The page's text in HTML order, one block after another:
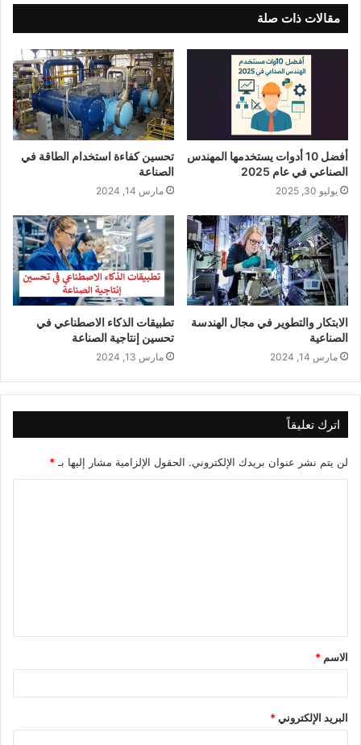
مقالات ذات صلة
أفضل 10 أدوات يستخدمها المهندس
الصناعي في عام 2025
يوليو 30, 2025
تحسين كفاءة استخدام الطاقة في
الصناعة
مارس 14, 2024
الابتكار والتطوير في مجال الهندسة
الصناعية
مارس 14, 2024
تطبيقات الذكاء الاصطناعي في
تحسين إنتاجية الصناعة
مارس 13, 2024
اترك تعليقاً
لن يتم نشر عنوان بريدك الإلكتروني. الحقول الإلزامية مشار إليها بـ *
الاسم *
البريد الإلكتروني*